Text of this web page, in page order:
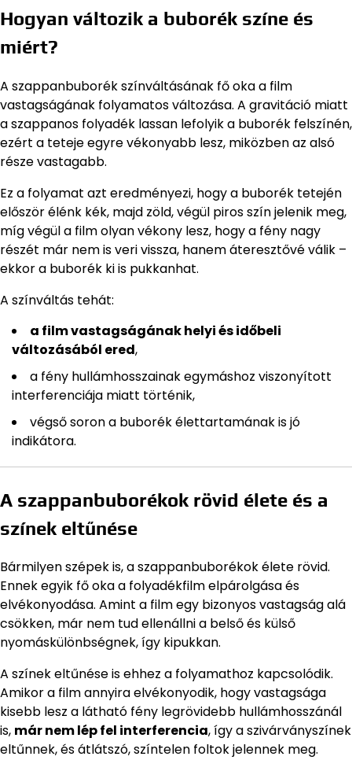
Hogyan változik a buborék színe és
miért?
A szappanbuborék színváltásának fő oka a film
vastagságának folyamatos változása. A gravitáció miatt
a szappanos folyadék lassan lefolyik a buborék felszínén,
ezért a teteje egyre vékonyabb lesz, miközben az alsó
része vastagabb.
Ez a folyamat azt eredményezi, hogy a buborék tetején
először élénk kék, majd zöld, végül piros szín jelenik meg,
míg végül a film olyan vékony lesz, hogy a fény nagy
részét már nem is veri vissza, hanem áteresztővé válik –
ekkor a buborék ki is pukkanhat.
A színváltás tehát:
a film vastagságának helyi és időbeli
változásából ered,
a fény hullámhosszainak egymáshoz viszonyított
interferenciája miatt történik,
végső soron a buborék élettartamának is jó
indikátora.
A szappanbuborékok rövid élete és a
színek eltűnése
Bármilyen szépek is, a szappanbuborékok élete rövid.
Ennek egyik fő oka a folyadékfilm elpárolgása és
elvékonyodása. Amint a film egy bizonyos vastagság alá
csökken, már nem tud ellenállni a belső és külső
nyomáskülönbségnek, így kipukkan.
A színek eltűnése is ehhez a folyamathoz kapcsolódik.
Amikor a film annyira elvékonyodik, hogy vastagsága
kisebb lesz a látható fény legrövidebb hullámhosszánál
is, már nem lép fel interferencia, így a szivárványszínek
eltűnnek, és átlátszó, színtelen foltok jelennek meg.